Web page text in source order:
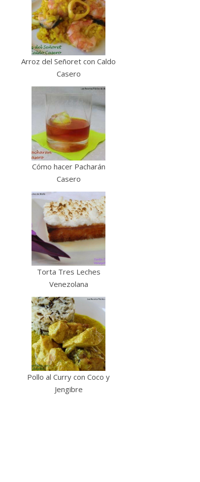
Arroz del Señoret con Caldo
Casero
Cómo hacer Pacharán
Casero
Torta Tres Leches
Venezolana
Pollo al Curry con Coco y
Jengibre